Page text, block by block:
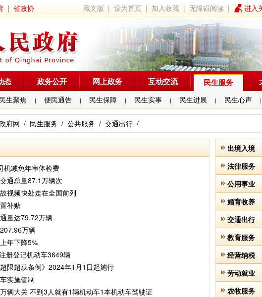
| 省政协 藏文版 |设为首页 | 加入收藏 |无障碍阅读 | 进入
态 政务公开 网上政务 互动交流 民生服务
民生聚焦 | 便民通告 | 民生保障 | 民生实事 | 民生进展 | 民生心声 |
府网 / 民生服务 / 公共服务 / 交通出行 /
机减免年审体检费
通总量87.1万辆次
视频快处走在全国前列
补贴
量达79.72万辆
万辆
年下降5%
册登记机动车3649辆
限超载条例》2024年1月1日起施行
实施管制
辆大关 不到3人就有1辆机动车1本机动车驾驶证
出境入境
法律服务
公用事业
婚育收养
交通出行
教育服务
经营纳税
劳动就业
农牧服务